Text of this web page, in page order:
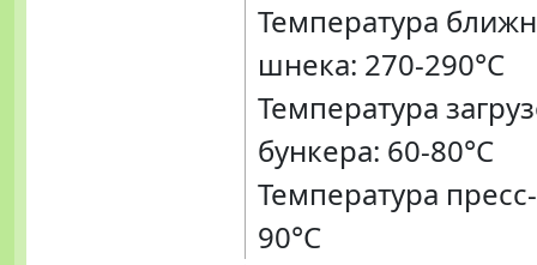
Температура
шнека: 270-290°C
Температура
бункера: 60-80°C
Температура
90°C